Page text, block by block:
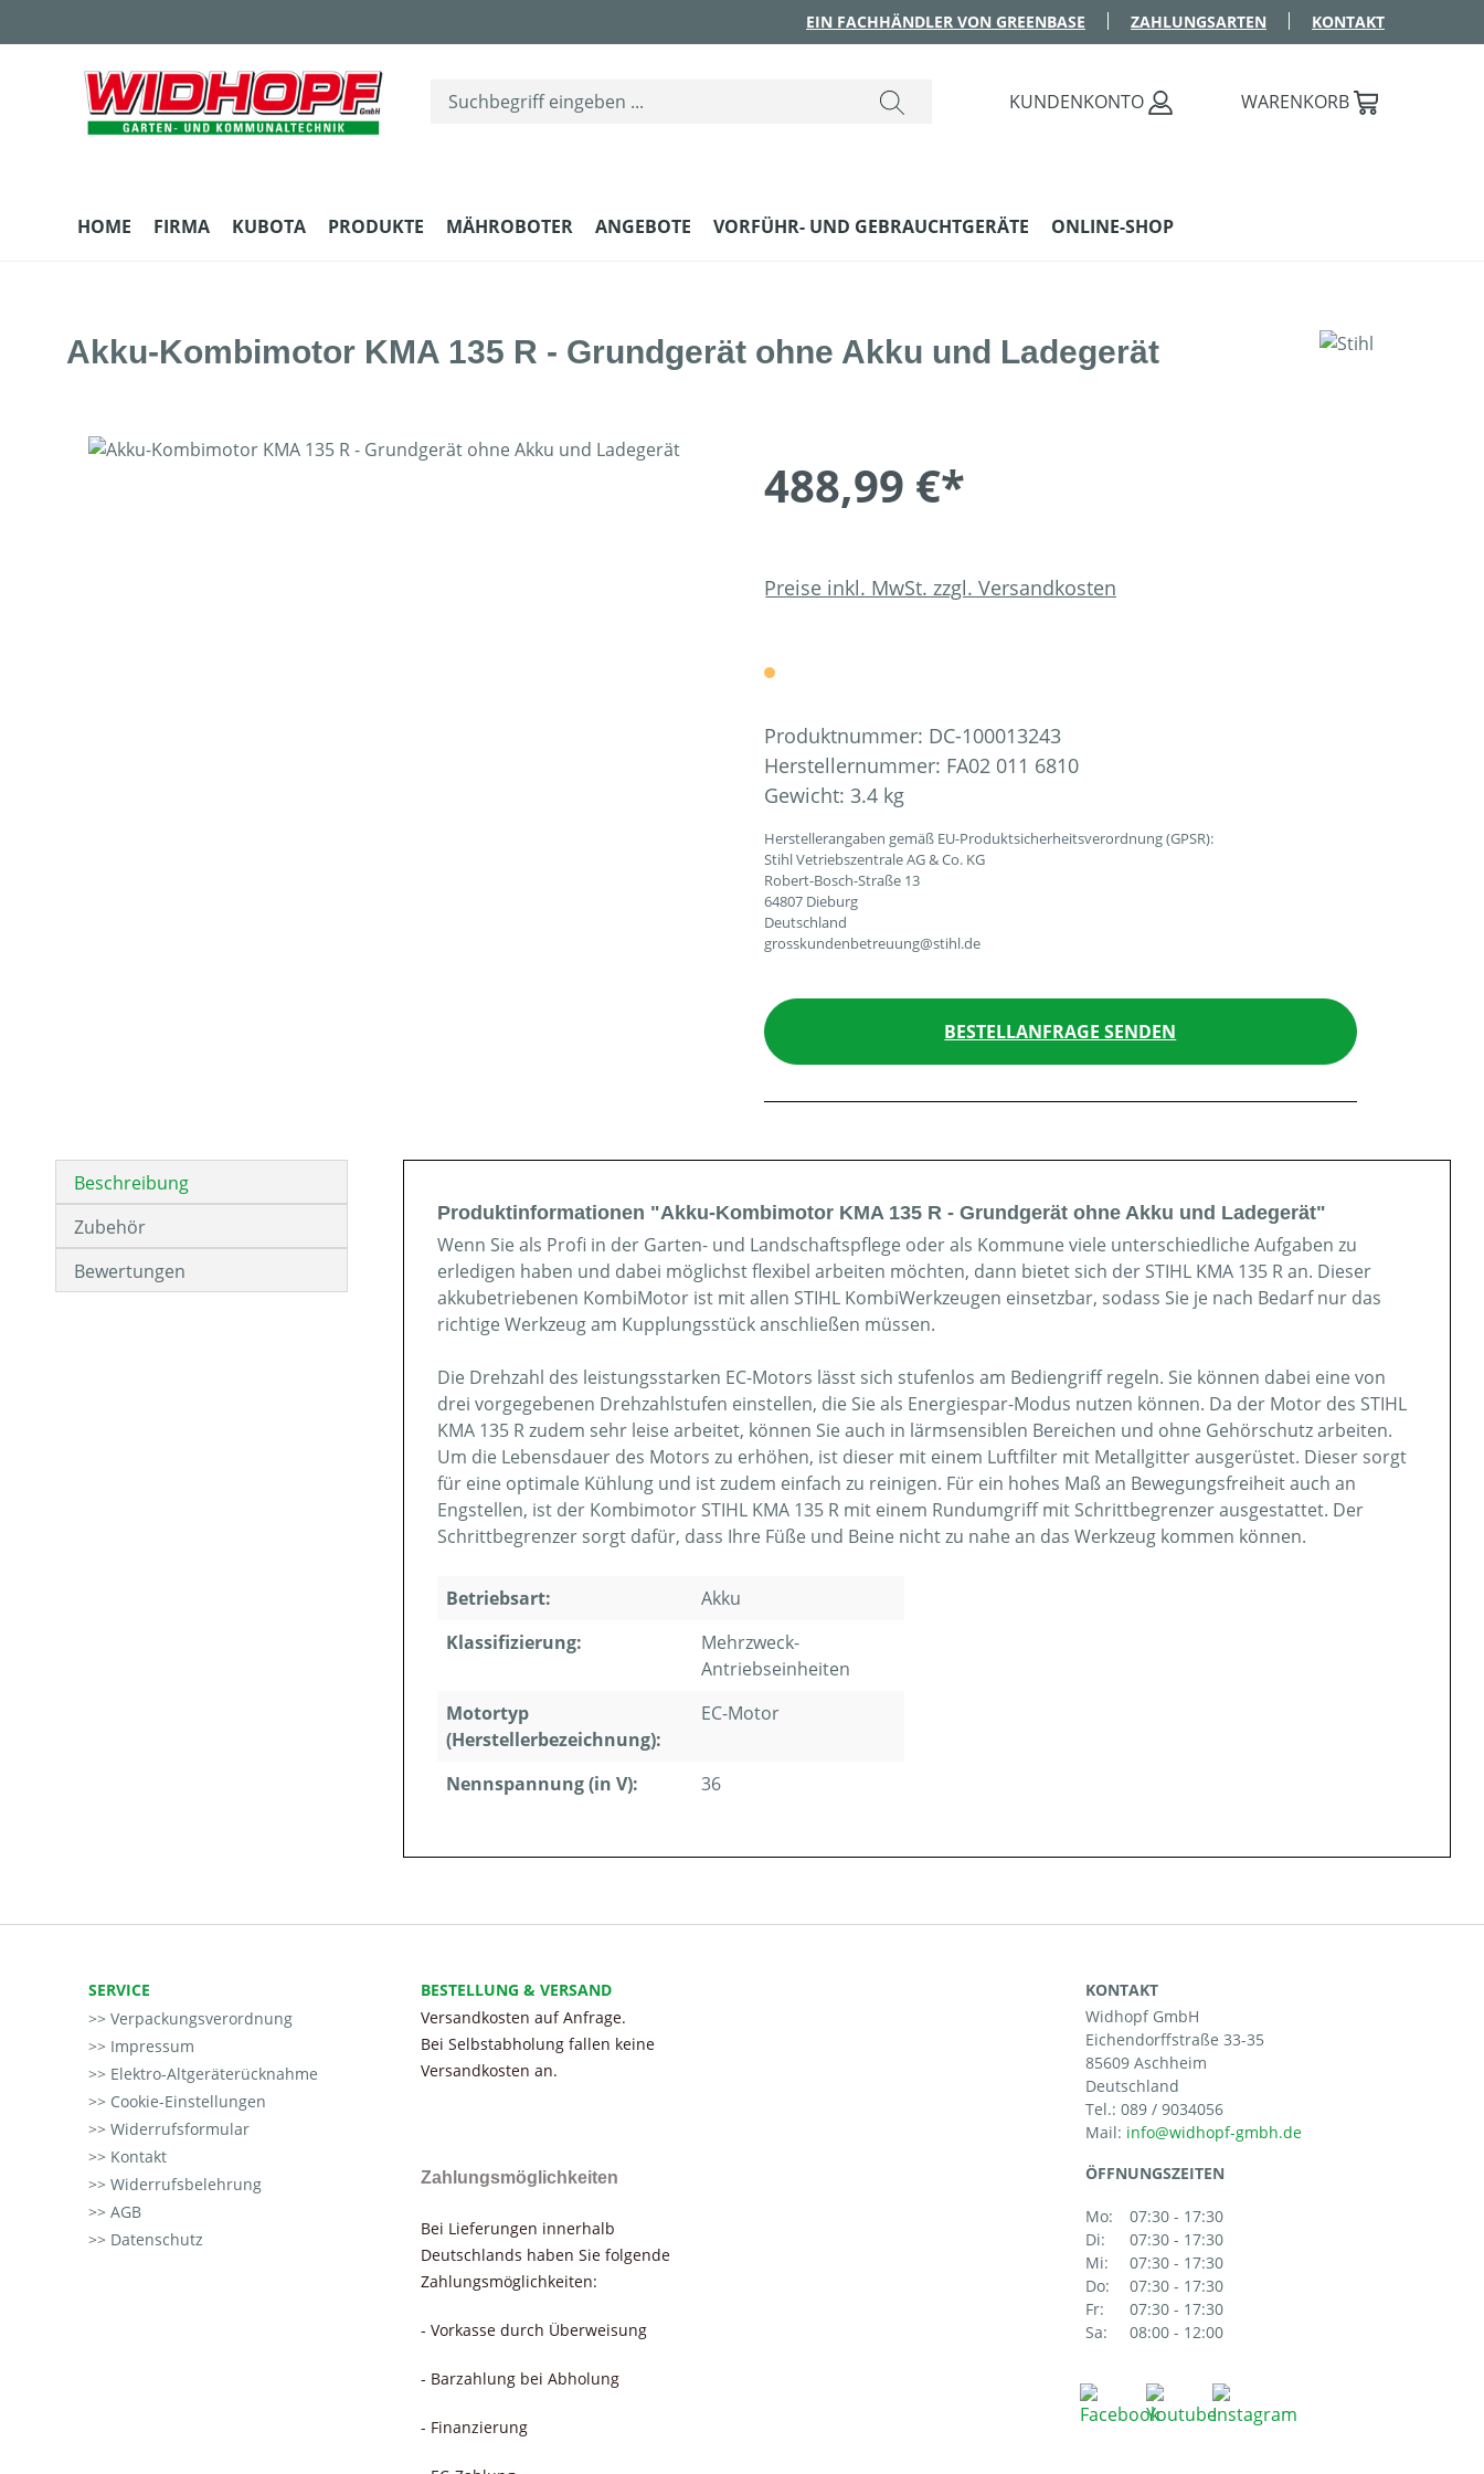
EIN FACHHÄNDLER VON GREENBASE ZAHLUNGSARTEN KONTAKT
KUNDENKONTO WARENKORB
HOME FIRMA KUBOTA PRODUKTE MÄHROBOTER ANGEBOTE VORFÜHR- UND GEBRAUCHTGERÄTE ONLINE-SHOP
Akku-Kombimotor KMA 135 R - Grundgerät ohne Akku und Ladegerät
Bildergalerie überspringen
488,99 €*
Preise inkl. MwSt. zzgl. Versandkosten
Produktnummer: DC-100013243
Herstellernummer: FA02 011 6810
Gewicht: 3.4 kg
Herstellerangaben gemäß EU-Produktsicherheitsverordnung (GPSR):
Stihl Vetriebszentrale AG & Co. KG
Robert-Bosch-Straße 13
64807 Dieburg
Deutschland
grosskundenbetreuung@stihl.de
BESTELLANFRAGE SENDEN
Beschreibung
Zubehör
Bewertungen
Produktinformationen "Akku-Kombimotor KMA 135 R - Grundgerät ohne Akku und Ladegerät"
Wenn Sie als Profi in der Garten- und Landschaftspflege oder als Kommune viele unterschiedliche Aufgaben zu
erledigen haben und dabei möglichst flexibel arbeiten möchten, dann bietet sich der STIHL KMA 135 R an. Dieser
akkubetriebenen KombiMotor ist mit allen STIHL KombiWerkzeugen einsetzbar, sodass Sie je nach Bedarf nur das
richtige Werkzeug am Kupplungsstück anschließen müssen.
Die Drehzahl des leistungsstarken EC-Motors lässt sich stufenlos am Bediengriff regeln. Sie können dabei eine von
drei vorgegebenen Drehzahlstufen einstellen, die Sie als Energiespar-Modus nutzen können. Da der Motor des STIHL
KMA 135 R zudem sehr leise arbeitet, können Sie auch in lärmsensiblen Bereichen und ohne Gehörschutz arbeiten.
Um die Lebensdauer des Motors zu erhöhen, ist dieser mit einem Luftfilter mit Metallgitter ausgerüstet. Dieser sorgt
für eine optimale Kühlung und ist zudem einfach zu reinigen. Für ein hohes Maß an Bewegungsfreiheit auch an
Engstellen, ist der Kombimotor STIHL KMA 135 R mit einem Rundumgriff mit Schrittbegrenzer ausgestattet. Der
Schrittbegrenzer sorgt dafür, dass Ihre Füße und Beine nicht zu nahe an das Werkzeug kommen können.
Betriebsart:
Akku
Klassifizierung:
Mehrzweck-
Antriebseinheiten
Motortyp
(Herstellerbezeichnung):
EC-Motor
Nennspannung (in V): 36
SERVICE
Verpackungsverordnung
Impressum
Elektro-Altgeräterücknahme
Cookie-Einstellungen
Widerrufsformular
Kontakt
Widerrufsbelehrung
AGB
Datenschutz
BESTELLUNG & VERSAND
Versandkosten auf Anfrage.
Bei Selbstabholung fallen keine
Versandkosten an.
Zahlungsmöglichkeiten
Bei Lieferungen innerhalb
Deutschlands haben Sie folgende
Zahlungsmöglichkeiten:
- Vorkasse durch Überweisung
- Barzahlung bei Abholung
- Finanzierung
KONTAKT
Widhopf GmbH
Eichendorffstraße 33-35
85609 Aschheim
Deutschland
Tel.: 089 / 9034056
Mail:
ÖFFNUNGSZEITEN
Mo:
07:30 - 17:30
Di:
07:30 - 17:30
Mi:
07:30 - 17:30
Do:
07:30 - 17:30
Fr:
07:30 - 17:30
Sa:
08:00 - 12:00